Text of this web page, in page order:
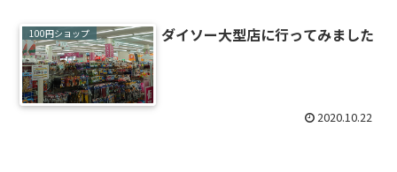
100円ショップ ダイソー大型店に行ってみました
2020.10.22